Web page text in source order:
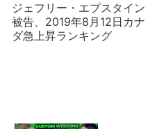
ジェフリー・エプスタイン
被告、2019年8月12日カナ
ダ急上昇ランキング